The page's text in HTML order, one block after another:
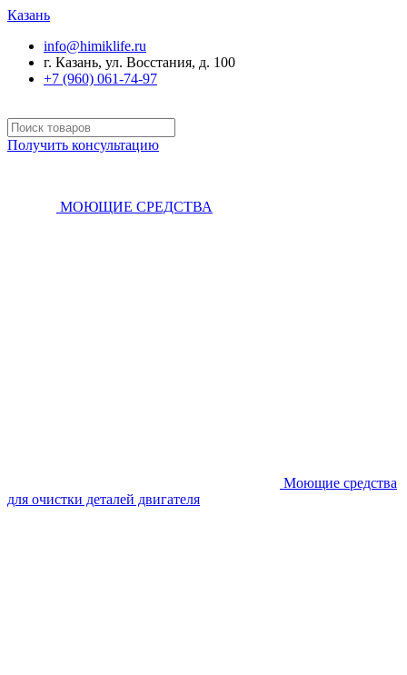
Казань
info@himiklife.ru
г. Казань, ул. Восстания, д. 100
+7 (960) 061-74-97
Получить консультацию
МОЮЩИЕ СРЕДСТВА
Моющие средства
для очистки деталей двигателя